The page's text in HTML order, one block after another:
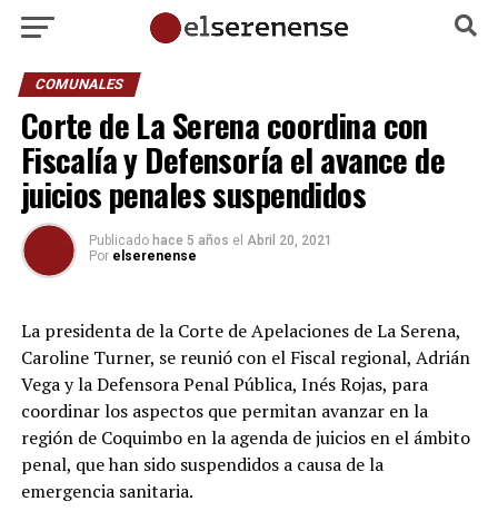
COMUNALES
Corte de La Serena coordina con
Fiscalía y Defensoría el avance de
juicios penales suspendidos
Publicado hace 5 años el Abril 20, 2021
Por elserenense
La presidenta de la Corte de Apelaciones de La Serena,
Caroline Turner, se reunió con el Fiscal regional, Adrián
Vega y la Defensora Penal Pública, Inés Rojas, para
coordinar los aspectos que permitan avanzar en la
región de Coquimbo en la agenda de juicios en el ámbito
penal, que han sido suspendidos a causa de la
emergencia sanitaria.